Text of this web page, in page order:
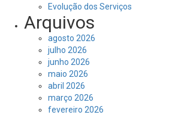
Evolução dos Serviços
Arquivos
agosto 2026
julho 2026
junho 2026
maio 2026
abril 2026
março 2026
fevereiro 2026